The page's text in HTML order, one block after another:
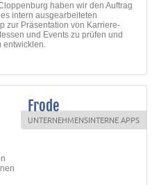
haben wir den Auftrag
intern ausgearbeiteten
zur Präsentation von Karriere-
und Events zu prüfen und
entwicklen.
UNTERNEHMENSINTERNE APPS
Frode